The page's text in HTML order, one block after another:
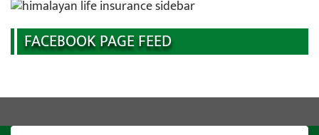
FACEBOOK PAGE FEED